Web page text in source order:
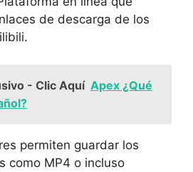
de descarga de los
- Clic Aquí Apex ¿Qué
permiten guardar los
como MP4 o incluso